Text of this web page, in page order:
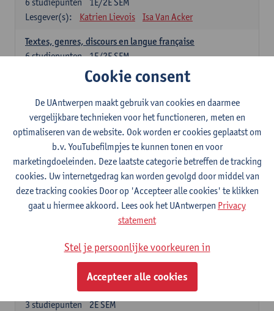
Lesgever(s):
Katrien Lievois Isa Van Acker
Textes, genres, discours en langue française
1E/2E SEM
6studiepunten
Kris Peeters
Italiaans: verplichte opleidingsonderdelen
Italiano: Grammatica e pratica 1
1E SEM
studiepunten
Lesgever(s):
Annelies Van den Bogaert
Italiano: Grammatica e pratica 2
2E SEM
3studiepunten
Lesgever(s):
Annelies Van den Bogaert
1E SEM
studiepunten
Alessandra Eleonora Marconi
Italiano: Comunicazione e comprensione 2
2E SEM
3studiepunten
Cookie consent
De UAntwerpen maakt gebruik van cookies en daarmee
vergelijkbare technieken voor het functioneren, meten en
optimaliseren van de website. Ook worden er cookies geplaatst om
b.v. YouTubefilmpjes te kunnen tonen en voor
marketingdoeleinden. Deze laatste categorie betreffen de tracking
cookies. Uw internetgedrag kan worden gevolgd door middel van
deze tracking cookies Door op 'Accepteer alle cookies' te klikken
gaat u hiermee akkoord. Lees ook het UAntwerpen Privacy
statement
Stel je persoonlijke voorkeuren in
Accepteer alle cookies